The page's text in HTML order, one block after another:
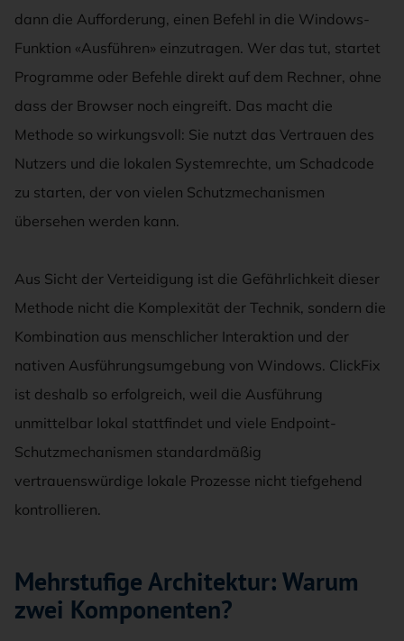
dann die Aufforderung, einen Befehl in die Windows-
Funktion «Ausführen» einzutragen. Wer das tut, startet
Programme oder Befehle direkt auf dem Rechner, ohne
dass der Browser noch eingreift. Das macht die
Methode so wirkungsvoll: Sie nutzt das Vertrauen des
Nutzers und die lokalen Systemrechte, um Schadcode
zu starten, der von vielen Schutzmechanismen
übersehen werden kann.
Aus Sicht der Verteidigung ist die Gefährlichkeit dieser
Methode nicht die Komplexität der Technik, sondern die
Kombination aus menschlicher Interaktion und der
nativen Ausführungsumgebung von Windows. ClickFix
ist deshalb so erfolgreich, weil die Ausführung
unmittelbar lokal stattfindet und viele Endpoint-
Schutzmechanismen standardmäßig
vertrauenswürdige lokale Prozesse nicht tiefgehend
kontrollieren.
Mehrstufige Architektur: Warum
zwei Komponenten?